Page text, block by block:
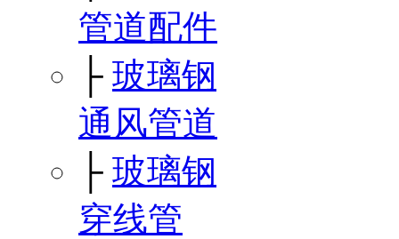
管道配件
├ 玻璃钢
通风管道
├ 玻璃钢
穿线管